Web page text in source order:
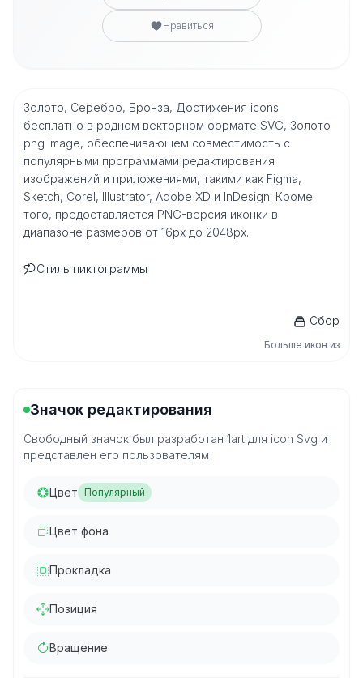
Нравиться
Золото, Серебро, Бронза, Достижения icons
бесплатно в родном векторном формате SVG, Золото
png image, обеспечивающем совместимость с
популярными программами редактирования
изображений и приложениями, такими как Figma,
Sketch, Corel, Illustrator, Adobe XD и InDesign. Кроме
того, предоставляется PNG-версия иконки в
диапазоне размеров от 16px до 2048px.
Стиль пиктограммы
Сбор
Больше икон из
Значок редактирования
Свободный значок был разработан 1art для icon Svg и
представлен его пользователям
Цвет Популярный
Цвет фона
Прокладка
Позиция
Вращение